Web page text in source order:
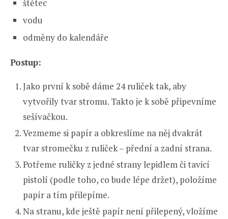
štětec
vodu
odměny do kalendáře
Postup:
Jako první k sobě dáme 24 ruliček tak, aby
vytvořily tvar stromu. Takto je k sobě připevníme
sešívačkou.
Vezmeme si papír a obkreslíme na něj dvakrát
tvar stromečku z ruliček – přední a zadní strana.
Potřeme ruličky z jedné strany lepidlem či tavicí
pistolí (podle toho, co bude lépe držet), položíme
papír a tím přilepíme.
Na stranu, kde ještě papír není přilepený, vložíme